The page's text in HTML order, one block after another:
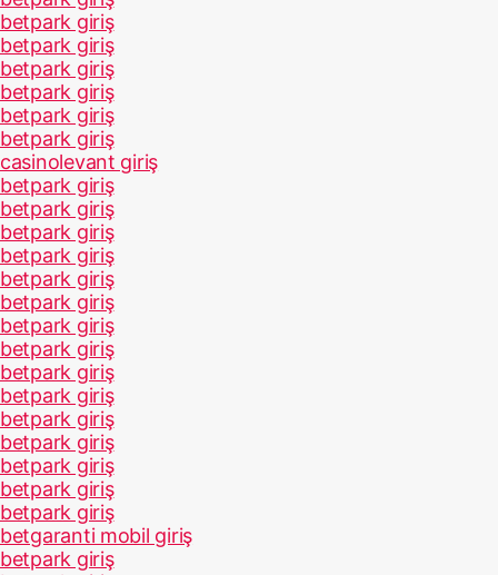
betpark giriş
betpark giriş
betpark giriş
betpark giriş
betpark giriş
betpark giriş
casinolevant giriş
betpark giriş
betpark giriş
betpark giriş
betpark giriş
betpark giriş
betpark giriş
betpark giriş
betpark giriş
betpark giriş
betpark giriş
betpark giriş
betpark giriş
betpark giriş
betpark giriş
betpark giriş
betgaranti mobil giriş
betpark giriş